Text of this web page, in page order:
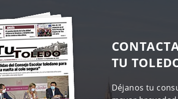
TU
Déjanos tu